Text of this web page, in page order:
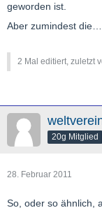
geworden ist.
Aber zumindest die…
2 Mal editiert, zuletzt
20g Mitglied
28. Februar 2011
So, oder so ähnlich,